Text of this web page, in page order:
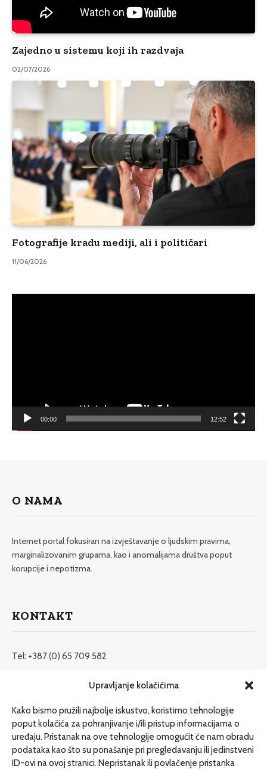
Upravljanje kolačićima
Kako bismo pružili najbolje iskustvo, koristimo tehnologije
poput kolačića za pohranjivanje i/ili pristup informacijama o
uređaju. Pristanak na ove tehnologije omogućit će nam obradu
podataka kao što su ponašanje pri pregledavanju ili jedinstveni
ID-ovi na ovoj stranici. Nepristanak ili povlačenje pristanka
Zajedno u sistemu koji ih razdvaja
02/07/2026
Fotografije kradu mediji, ali i političari
11/06/2026
00:00 12:52
O NAMA
Internet portal fokusiran na izvještavanje o ljudskim pravima,
marginalizovanim grupama, kao i anomalijama društva poput
korupcije i nepotizma.
KONTAKT
Tel: +387 (0) 65 709 582
redakcija@etrafika.net
Dosije
Drugi pišu